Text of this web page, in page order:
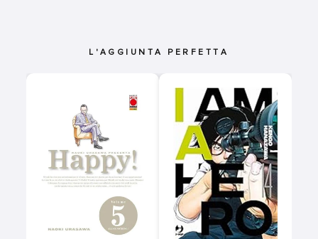
L'AGGIUNTA PERFETTA